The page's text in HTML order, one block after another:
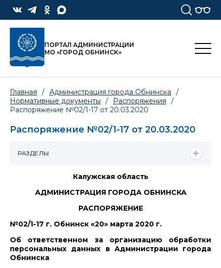
ПОРТАЛ АДМИНИСТРАЦИИ
МО «ГОРОД ОБНИНСК»
Главная / Администрация города Обнинска
/
Нормативные документы
/ Распоряжения
/
Распоряжение №02/1-17 от 20.03.2020
Распоряжение №02/1-17 от 20.03.2020
Калужская область
АДМИНИСТРАЦИЯ ГОРОДА ОБНИНСКА
РАСПОРЯЖЕНИЕ
№02/1-17 г. Обнинск «20» марта 2020 г.
Об ответственном за организацию обработки
персональных данных в Администрации города
Обнинска
РАЗДЕЛЫ